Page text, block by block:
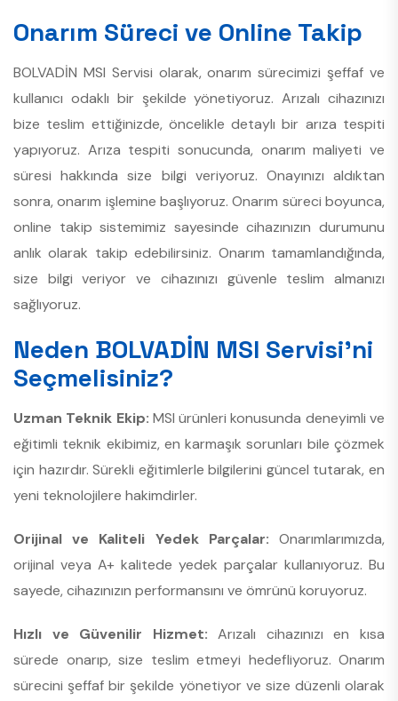
Onarım Süreci ve Online Takip
BOLVADİN MSI Servisi olarak, onarım sürecimizi şeffaf ve
kullanıcı odaklı bir şekilde yönetiyoruz. Arızalı cihazınızı
bize teslim ettiğinizde, öncelikle detaylı bir arıza tespiti
yapıyoruz. Arıza tespiti sonucunda, onarım maliyeti ve
süresi hakkında size bilgi veriyoruz. Onayınızı aldıktan
sonra, onarım işlemine başlıyoruz. Onarım süreci boyunca,
online takip sistemimiz sayesinde cihazınızın durumunu
anlık olarak takip edebilirsiniz. Onarım tamamlandığında,
size bilgi veriyor ve cihazınızı güvenle teslim almanızı
sağlıyoruz.
Neden BOLVADİN MSI Servisi’ni
Seçmelisiniz?
Uzman Teknik Ekip: MSI ürünleri konusunda deneyimli ve
eğitimli teknik ekibimiz, en karmaşık sorunları bile çözmek
için hazırdır. Sürekli eğitimlerle bilgilerini güncel tutarak, en
yeni teknolojilere hakimdirler.
Orijinal ve Kaliteli Yedek Parçalar: Onarımlarımızda,
orijinal veya A+ kalitede yedek parçalar kullanıyoruz. Bu
sayede, cihazınızın performansını ve ömrünü koruyoruz.
Hızlı ve Güvenilir Hizmet: Arızalı cihazınızı en kısa
sürede onarıp, size teslim etmeyi hedefliyoruz. Onarım
sürecini şeffaf bir şekilde yönetiyor ve size düzenli olarak